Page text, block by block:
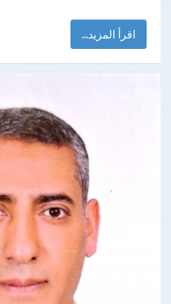
اقرأ المزيد...